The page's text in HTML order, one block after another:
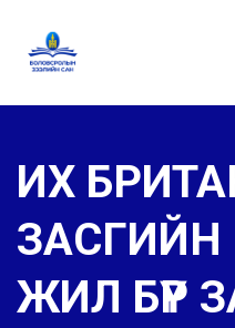
ИХ
ЗАСГИЙН
ЖИЛ БҮР